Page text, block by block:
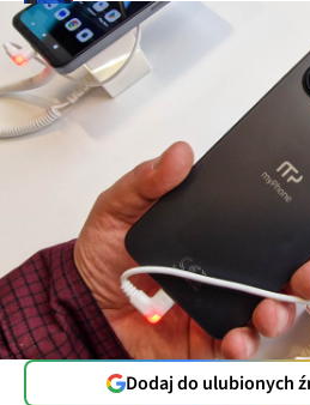
Dodaj do ulubionych